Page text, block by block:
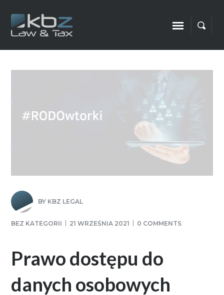
BY KBZ LEGAL
BEZ KATEGORII 21 WRZEŚNIA 2021 0 COMMENTS
Prawo dostępu do
danych osobowych